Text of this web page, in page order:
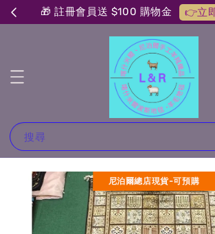
🎁 註冊會員送 $100 購物金 👉立
搜尋
尼泊爾總店現貨-可預購